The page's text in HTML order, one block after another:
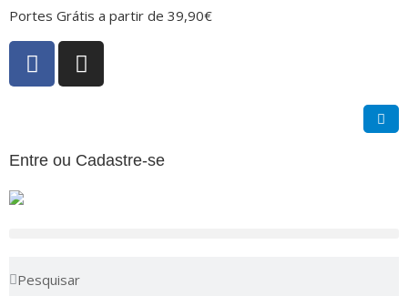
Portes Grátis a partir de 39,90€
Entre ou Cadastre-se